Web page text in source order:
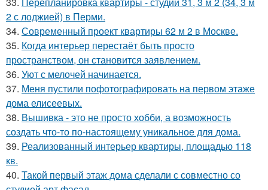
2 с лоджией) в Перми.
34. Современный проект квартиры 62 м 2 в Москве.
35. Когда интерьер перестаёт быть просто
пространством, он становится заявлением.
36. Уют с мелочей начинается.
37. Меня пустили пофотографировать на первом этаже
дома елисеевых.
38. Вышивка - это не просто хобби, а возможность
создать что-то по-настоящему уникальное для дома.
39. Реализованный интерьер квартиры, площадью 118
кв.
40. Такой первый этаж дома сделали с совместно со